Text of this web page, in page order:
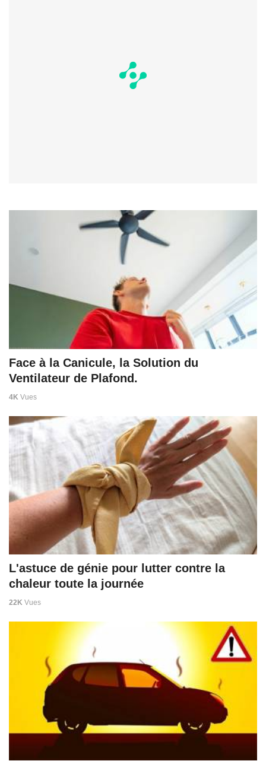
Face à la Canicule, la Solution du
Ventilateur de Plafond.
4K Vues
L'astuce de génie pour lutter contre la
chaleur toute la journée
22K Vues